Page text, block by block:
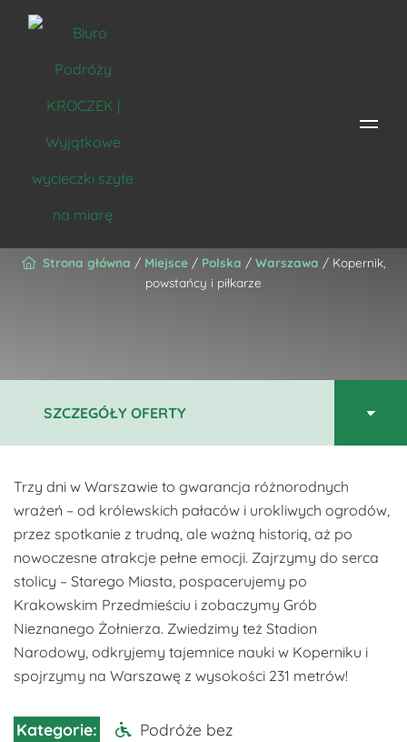
Kopernik, powstańcy i
Strona główna / Miejsce/ Polska / Warszawa / Kopernik,
powstańcy i piłkarze
Trzy dni w Warszawie to gwarancja różnorodnych
wrażeń – od królewskich pałaców i urokliwych ogrodów,
przez spotkanie z trudną, ale ważną historią, aż po
nowoczesne atrakcje pełne emocji. Zajrzymy do serca
stolicy – Starego Miasta, pospacerujemy po
Krakowskim Przedmieściu i zobaczymy Grób
Nieznanego Żołnierza. Zwiedzimy też Stadion
Narodowy, odkryjemy tajemnice nauki w Koperniku i
spojrzymy na Warszawę z wysokości 231 metrów!
Podróże bez